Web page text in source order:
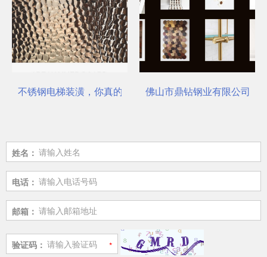
不锈钢电梯装潢，你真的选对了吗？佛山市鼎钻钢业有限公司，
姓名：
电话：
邮箱：
验证码：